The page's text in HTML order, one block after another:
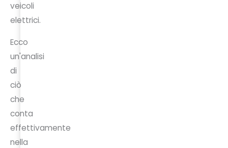
veicoli
elettrici.
Ecco
un'analisi
di
ciò
che
conta
effettivamente
nella